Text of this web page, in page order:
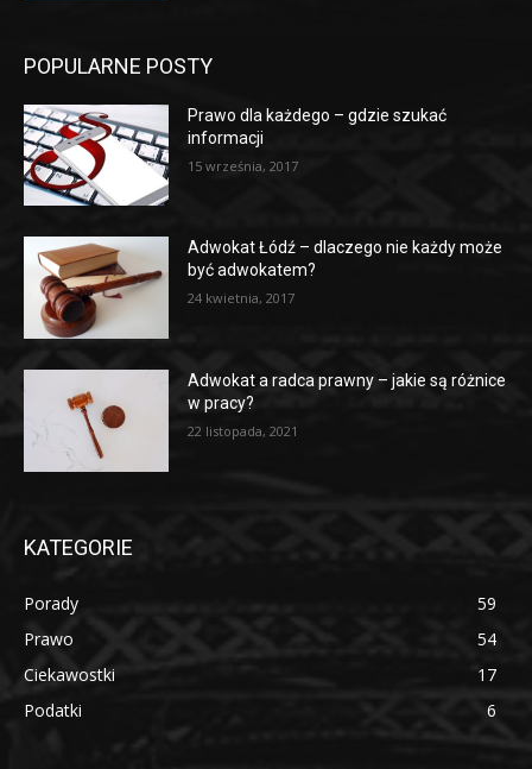
POPULARNE POSTY
Prawo dla każdego – gdzie szukać
informacji
15 września, 2017
Adwokat Łódź – dlaczego nie każdy może
być adwokatem?
24 kwietnia, 2017
Adwokat a radca prawny – jakie są różnice
w pracy?
22 listopada, 2021
KATEGORIE
Porady
59
Prawo
54
Ciekawostki
17
Podatki
6